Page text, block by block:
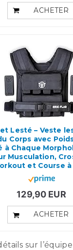
ACHETER
Lesté – Veste
Corps avec
à Chaque
Musculation,
et Course à
129,90 EUR
ACHETER
sur